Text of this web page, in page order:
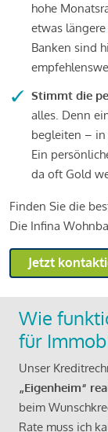
hohe
etwas längere
Banken sind
Stimmt die
alles. Denn
begleiten – in
Ein
da oft Gold
Finden Sie die
Die Infina
Jetzt
Wie
für
Unser
„Eigenheim“
beim
Rate muss ich